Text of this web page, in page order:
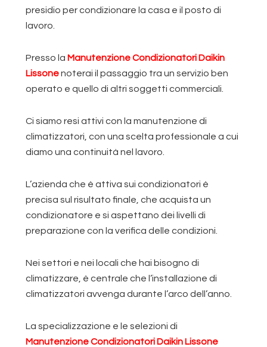
presidio per condizionare la casa e il posto di
lavoro.
Presso la Manutenzione Condizionatori Daikin
Lissonenoterai il passaggio tra un servizio ben
operato e quello di altri soggetti commerciali.
Ci siamo resi attivi con la manutenzione di
climatizzatori, con una scelta professionale a cui
diamo una continuità nel lavoro.
L’azienda che è attiva sui condizionatori è
precisa sul risultato finale, che acquista un
condizionatore e si aspettano dei livelli di
preparazione con la verifica delle condizioni.
Nei settori e nei locali che hai bisogno di
climatizzare, è centrale che l’installazione di
climatizzatori avvenga durante l’arco dell’anno.
La specializzazione e le selezioni di
Manutenzione Condizionatori Daikin Lissone